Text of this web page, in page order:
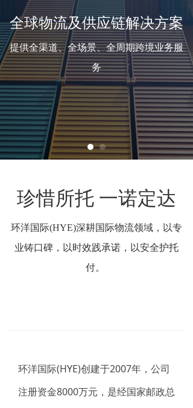
新闻资讯
加入我们
合作伙伴
联系我们
环洋国际(HYE)创建于2007年，公司
注册资金8000万元，是经国家邮政总
全球物流及供应链解决方案
提供全渠道、全场景、全周期跨境业务服
务
珍惜所托 一诺定达
环洋国际(HYE)深耕国际物流领域，以专
业铸口碑，以时效践承诺，以安全护托
付。